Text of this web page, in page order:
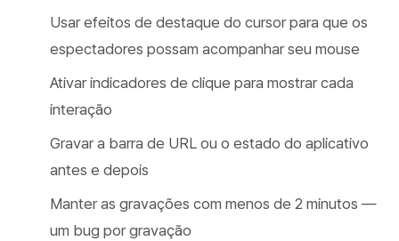
Usar efeitos de destaque do cursor para que os
espectadores possam acompanhar seu mouse
Ativar indicadores de clique para mostrar cada
interação
Gravar a barra de URL ou o estado do aplicativo
antes e depois
Manter as gravações com menos de 2 minutos —
um bug por gravação